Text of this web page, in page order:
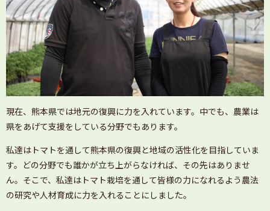
現在、熊本県では地元の復興に力を入れています。中でも、農業は
県をあげて支援をしている分野でもあります。
私達はトマトを通して熊本県の復興と地域の活性化を目指していま
す。どの分野でも誰かが立ち上がらなければ、その先はありませ
ん。そこで、私達はトマト栽培を通して皆様の力になれるよう農法
の研究や人材育成に力を入れることにしました。